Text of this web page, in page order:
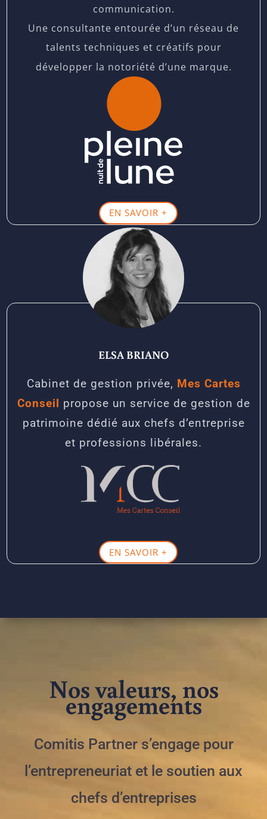
communication.
Une consultante entourée d’un réseau de
talents techniques et créatifs pour
développer la notoriété d’une marque.
EN SAVOIR +
ELSA BRIANO
Cabinet de gestion privée, Mes Cartes
Conseil
propose un service de gestion de
patrimoine dédié aux chefs d’entreprise
et professions libérales.
EN SAVOIR +
Nos valeurs, nos
engagements
Comitis Partner s’engage pour
l’entrepreneuriat et le soutien aux
chefs d’entreprises